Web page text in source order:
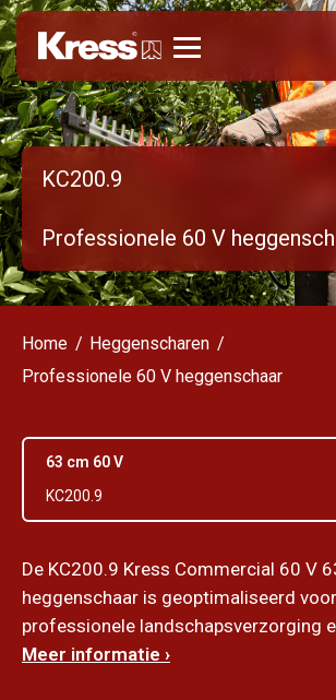
KC200.9
Professionele 60 V
Home
Heggenscharen
Professionele 60 V heggenschaar
63 cm 60 V
KC200.9
De KC200.9 Kress Commercial 60 V
heggenschaar is geoptimaliseerd
professionele landschapsverzorging
Meer informatie ›